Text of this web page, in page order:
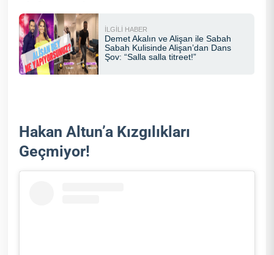
Hakan Altun’a Kızgılıkları
Geçmiyor!